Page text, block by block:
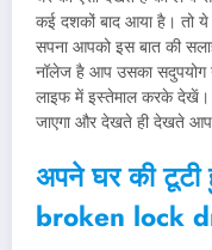
कई दशकों बाद आया है। तो
सपना आपको इस बात की
नॉलेज है आप उसका
लाइफ में इस्तेमाल करके देखें।
जाएगा और देखते ही देखते आप
अपने घर की टूटी
broken lock